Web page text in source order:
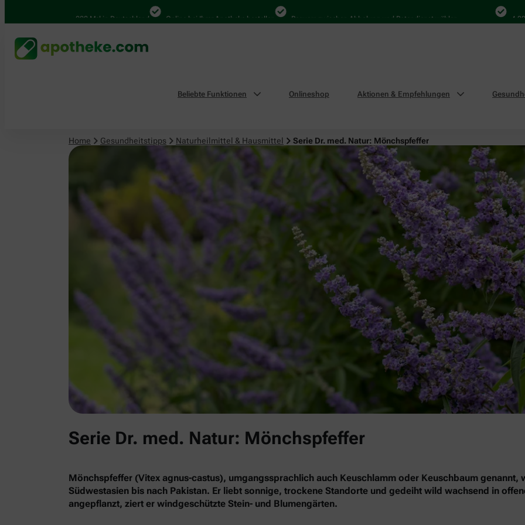
4.000 Mal in Deutschland Online bei Ihrer Apotheke bestellen Bequem zwischen Abholung und Botendienst wählen 4.000 Mal
Beliebte Funktionen Onlineshop Aktionen & Empfehlungen
Home Gesundheitstipps Naturheilmittel & Hausmittel Serie Dr. med. Natur: Mönchspfeffer
Naturheilmittel & Hausmittel
Serie Dr. med. Natur: Mönchspfeffer
Mönchspfeffer (Vitex agnus-castus), umgangssprachlich auch Keuschlamm oder Keuschbaum
Südwestasien bis nach Pakistan. Er liebt sonnige, trockene Standorte und gedeiht wild wachsend in
angepflanzt, ziert er windgeschützte Stein- und Blumengärten.